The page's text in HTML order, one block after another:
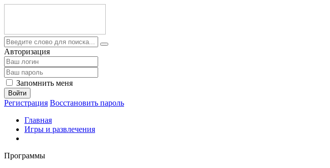
Авторизация
Запомнить меня
Войти
Регистрация Восстановить пароль
Главная
Игры и развлечения
Программы